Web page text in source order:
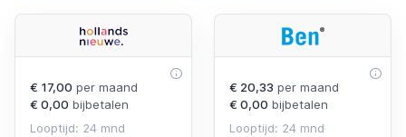
€ 17,00 per maand
€ 0,00 bijbetalen
Looptijd: 24 mnd
€ 20,33 per maand
€ 0,00 bijbetalen
Looptijd: 24 mnd